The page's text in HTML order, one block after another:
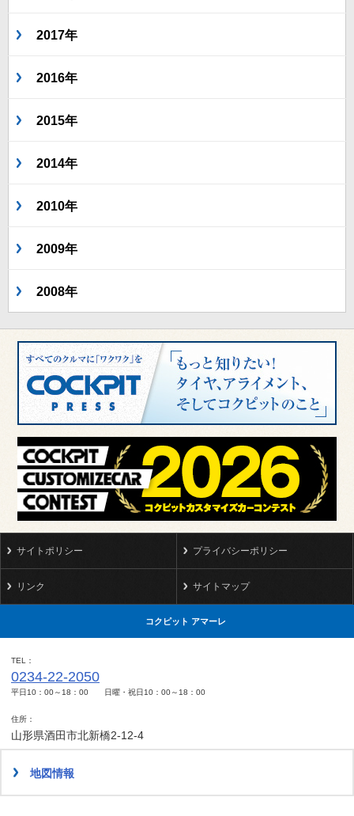
2017年
2016年
2015年
2014年
2010年
2009年
2008年
サイトポリシー プライバシーポリシー
リンク サイトマップ
コクピット アマーレ
TEL
0234-22-2050
平日10：00～18：00 日曜・祝日10：00～18：00
住所
山形県酒田市北新橋2-12-4
地図情報